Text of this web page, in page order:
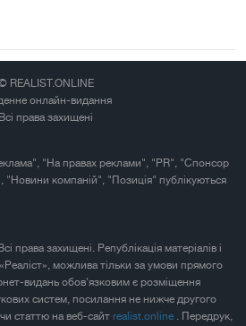
REALIST.ONLINE
онлайн-видання
Всі права захищені
"На правах реклами", "PR", "Спонсор
"Новини компаній", "Позиція" публікуються
права захищені. Републікація матеріалів і
можлива тільки за умови прямого
видань обов'язковим є розміщення
систем, посилання не нижче другого
статтю на веб-сайт realist.online . Передрук,